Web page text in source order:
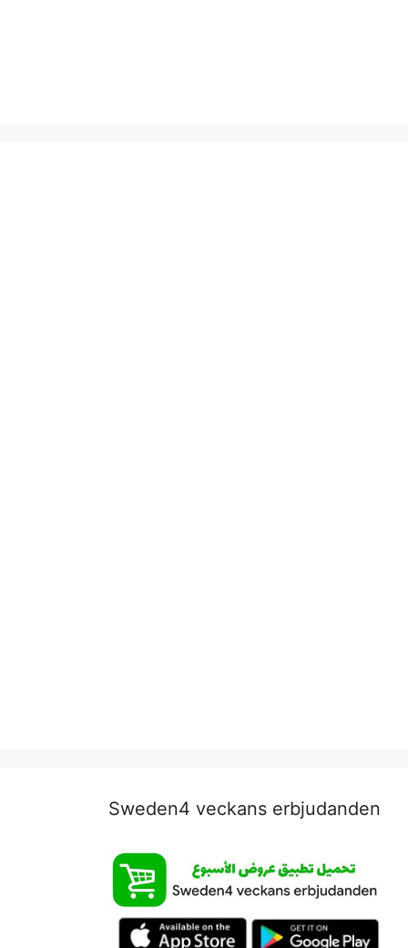
Sweden4 veckans erbjudanden